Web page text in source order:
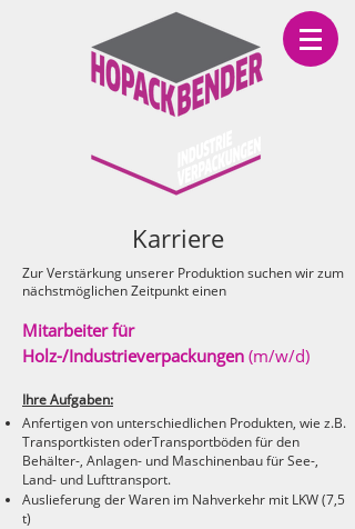
Karriere
Zur Verstärkung unserer Produktion suchen wir zum
nächstmöglichen Zeitpunkt einen
Mitarbeiter für
Holz-/Industrieverpackungen (m/w/d)
Ihre Aufgaben:
Anfertigen von unterschiedlichen Produkten, wie z.B.
Transportkisten oderTransportböden für den
Behälter-, Anlagen- und Maschinenbau für See-,
Land- und Lufttransport.
Auslieferung der Waren im Nahverkehr mit LKW (7,5
t)